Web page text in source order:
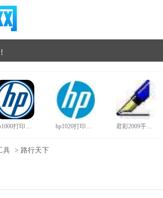
hp1000打印机驱动 hp1020打印机驱动官网版 君彩2009手写板驱动旗舰版
具 > 路行天下